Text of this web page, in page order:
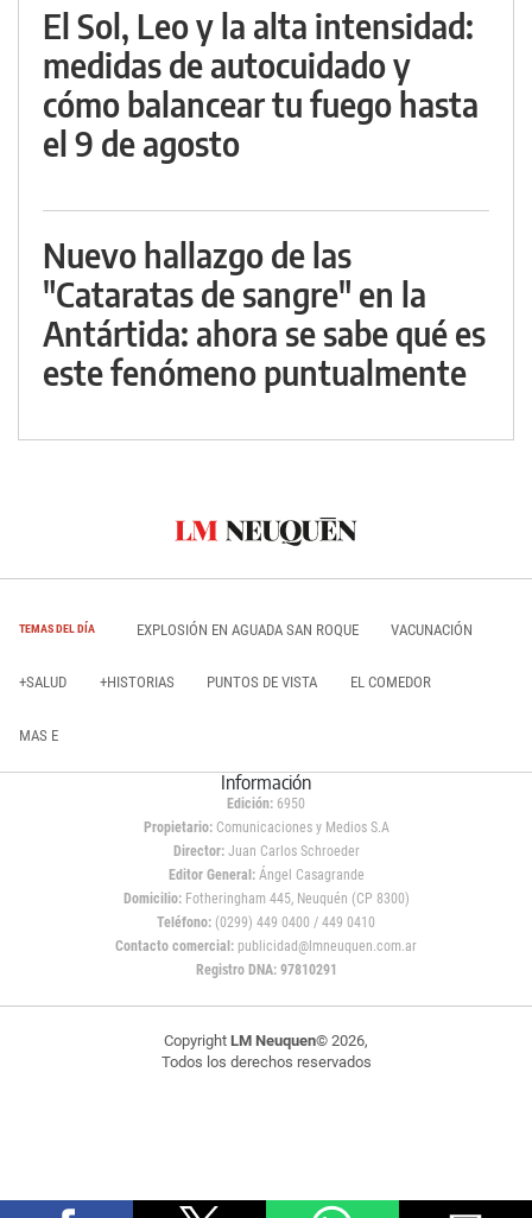
El Sol, Leo y la alta intensidad:
medidas de autocuidado y
cómo balancear tu fuego hasta
el 9 de agosto
Nuevo hallazgo de las
"Cataratas de sangre" en la
Antártida: ahora se sabe qué es
este fenómeno puntualmente
TEMAS DEL DÍA EXPLOSIÓN EN AGUADA SAN ROQUE VACUNACIÓN
+SALUD +HISTORIAS PUNTOS DE VISTA EL COMEDOR
MAS E
Información
Edición: 6950
Propietario:Comunicaciones y Medios S.A
Director: Juan Carlos Schroeder
Editor General:Ángel Casagrande
Domicilio:Fotheringham 445, Neuquén (CP 8300)
Teléfono: (0299) 449 0400 / 449 0410
Contacto comercial: publicidad@lmneuquen.com.ar
Registro DNA: 97810291
Copyright LM Neuquen© 2026,
Todos los derechos reservados